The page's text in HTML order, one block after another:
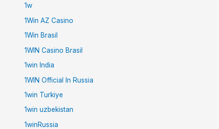
1w
1Win AZ Casino
1Win Brasil
1WIN Casino Brasil
1win India
1WIN Official In Russia
1win Turkiye
1win uzbekistan
1winRussia